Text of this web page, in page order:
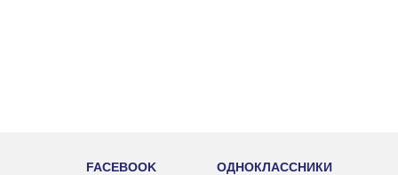
FACEBOOK ОДНОКЛАССНИКИ